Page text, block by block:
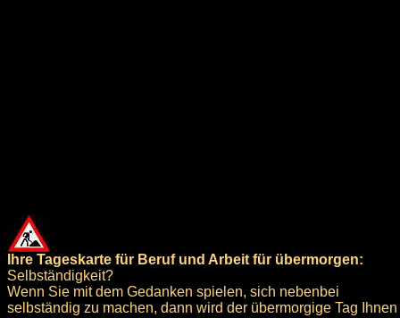
Ihre Tageskarte für Beruf und Arbeit für übermorgen:
Selbständigkeit?
Wenn Sie mit dem Gedanken spielen, sich nebenbei
selbständig zu machen, dann wird der übermorgige Tag Ihnen